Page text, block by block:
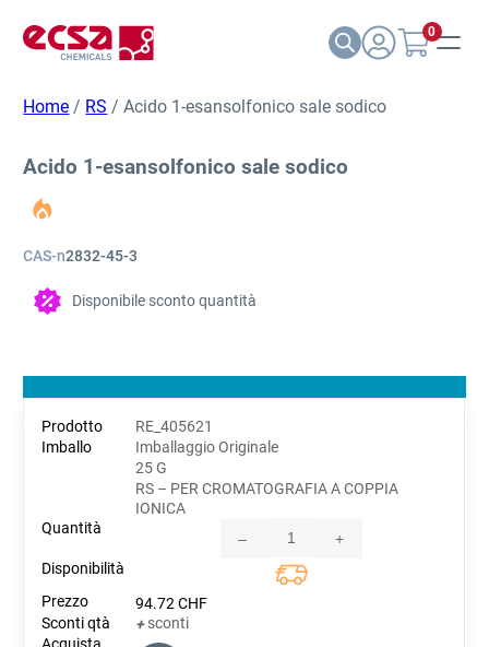
0
Home / RS / Acido 1-esansolfonico sale sodico
Acido 1-esansolfonico sale sodico
CAS-n2832-45-3
Disponibile sconto quantità
RE_405621
Imballaggio Originale
25 G
RS – PER CROMATOGRAFIA A COPPIA
IONICA
Quantity
– +
94.72CHF
+sconti